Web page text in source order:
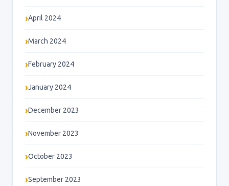
April 2024
March 2024
February 2024
January 2024
December 2023
November 2023
October 2023
September 2023